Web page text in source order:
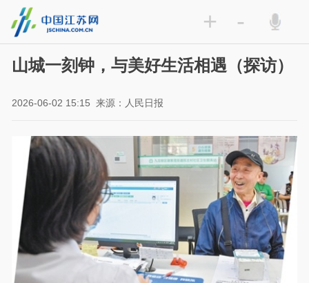
+ -
山城一刻钟，与美好生活相遇（探访）
2026-06-02 15:15 来源：人民日报